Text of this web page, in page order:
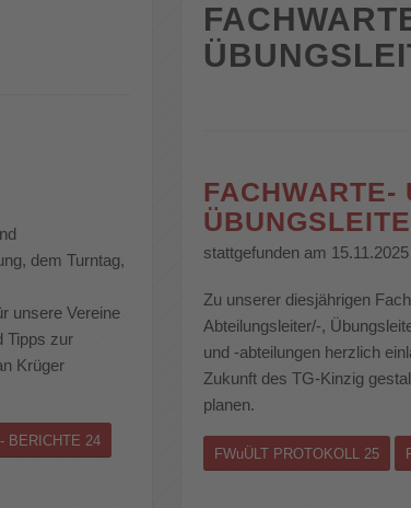
dem Turntag,
unsere Vereine
Tipps zur
Krüger
BERICHTE 24
FACHWARTE-
stattgefunden am
Zu unserer diesjährigen
Abteilungsleiter/-,
und -abteilungen herzlich
Zukunft des TG-Kinzig
planen.
FWuÜLT PROTOKOLL 25